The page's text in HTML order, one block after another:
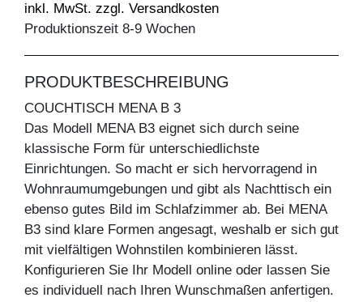
inkl. MwSt. zzgl. Versandkosten
Produktionszeit 8-9 Wochen
PRODUKTBESCHREIBUNG
COUCHTISCH MENA B 3
Das Modell MENA B3 eignet sich durch seine
klassische Form für unterschiedlichste
Einrichtungen. So macht er sich hervorragend in
Wohnraumumgebungen und gibt als Nachttisch ein
ebenso gutes Bild im Schlafzimmer ab. Bei MENA
B3 sind klare Formen angesagt, weshalb er sich gut
mit vielfältigen Wohnstilen kombinieren lässt.
Konfigurieren Sie Ihr Modell online oder lassen Sie
es individuell nach Ihren Wunschmaßen anfertigen.